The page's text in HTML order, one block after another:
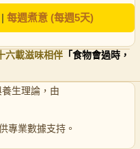
每週煮意 (每週5天)
六載滋味相伴 「食物會過時，
養生理論，由
專業數據支持。